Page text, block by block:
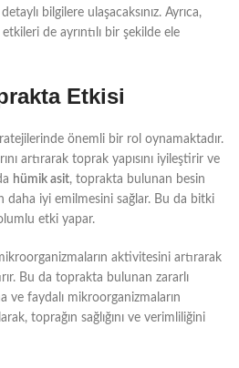
bilgilere ulaşacaksınız. Ayrıca,
de ayrıntılı bir şekilde ele
Etkisi
önemli bir rol oynamaktadır.
artırarak toprak yapısını iyileştirir ve
hümik asit, toprakta bulunan besin
daha iyi emilmesini sağlar. Bu da bitki
etki yapar.
aktivitesini artırarak
Bu da toprakta bulunan zararlı
ve faydalı mikroorganizmaların
toprağın sağlığını ve verimliliğini